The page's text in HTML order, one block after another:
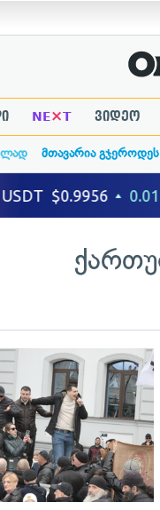
NE×T ვიდეო
მთავარია გჯეროდეს